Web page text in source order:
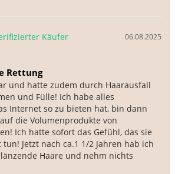
06.08.2025
Rettung
und hatte zudem durch Haarausfall
und Fülle! Ich habe alles
Internet so zu bieten hat, bin dann
die Volumenprodukte von
Ich hatte sofort das Gefühl, das sie
Jetzt nach ca.1 1/2 Jahren hab ich
Haare und nehm nichts